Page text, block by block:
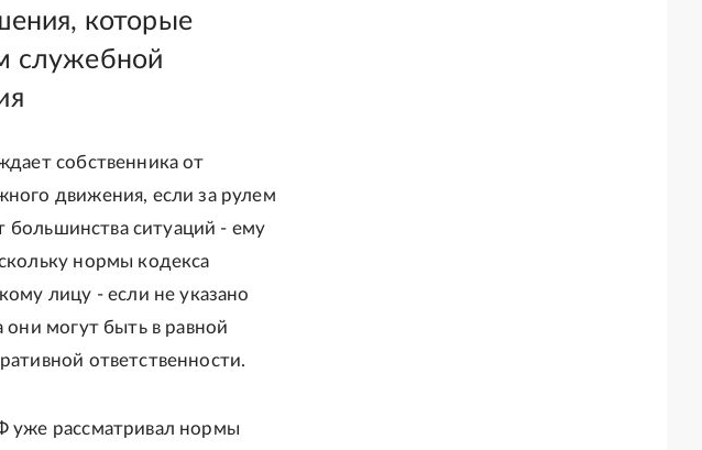
которые
служебной
собственника от
движения, если за рулем
большинства ситуаций - ему
нормы кодекса
лицу - если не указано
они могут быть в равной
ответственности.
уже рассматривал нормы